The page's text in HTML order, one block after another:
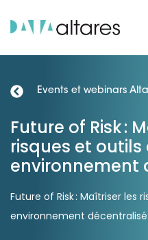
Vos enjeux
Events et webinars
Future of Risk :
risques et outils
environnement
Future of Risk : Maîtriser les
environnement décentralisé